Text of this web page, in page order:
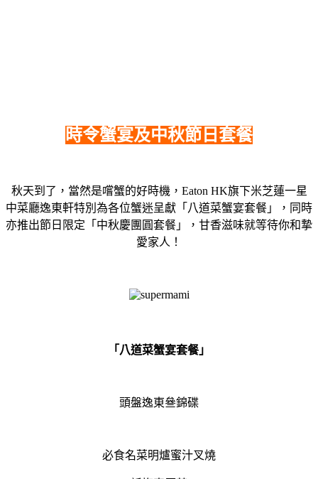
時令蟹宴及中秋節日套餐
秋天到了，當然是嚐蟹的好時機，Eaton HK旗下米芝蓮一星
中菜廳逸東軒特別為各位蟹迷呈獻「八道菜蟹宴套餐」，同時
亦推出節日限定「中秋慶團圓套餐」，甘香滋味就等待你和摯
愛家人！
「八道菜蟹宴套餐」
頭盤逸東叄錦碟
必食名菜明爐蜜汁叉燒